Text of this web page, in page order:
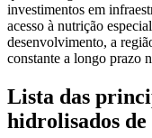
investimentos em
acesso à nutrição
desenvolvimento, a
constante a longo prazo
Lista das
hidrolisados